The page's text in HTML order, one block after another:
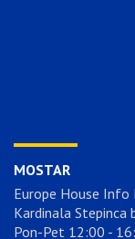
MOSTAR
Europe House Info
Kardinala Stepinca
Pon-Pet 12:00 -